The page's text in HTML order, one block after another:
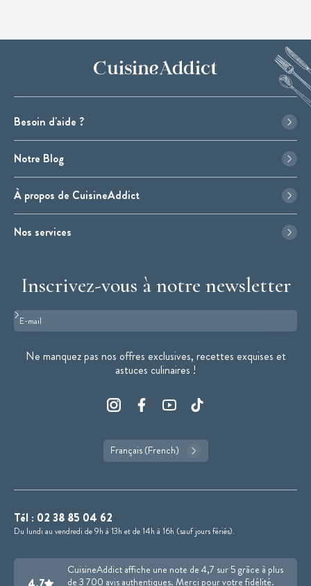
Besoin d'aide ?
Notre Blog
À propos de CuisineAddict
Nos services
Inscrivez-vous à notre newsletter
Format : adresse@email.com
Ne manquez pas nos offres exclusives, recettes exquises et
astuces culinaires !
Français (French)
Tél : 02 38 85 04 62
Du lundi au vendredi de 9h à 13h et de 14h à 16h (sauf jours fériés).
CuisineAddict affiche une note de 4,7 sur 5 grâce à plus
de 3 700 avis authentiques. Merci pour votre fidélité.